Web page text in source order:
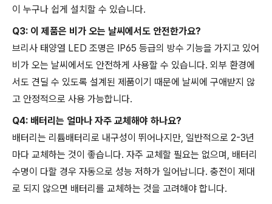
이 누구나 쉽게 설치할 수 있습니다.
Q3: 이 제품은 비가 오는 날씨에서도 안전한가요?
브리사 태양열 LED 조명은 IP65 등급의 방수 기능을 가지고 있어
비가 오는 날씨에서도 안전하게 사용할 수 있습니다. 외부 환경에
서도 견딜 수 있도록 설계된 제품이기 때문에 날씨에 구애받지 않
고 안정적으로 사용 가능합니다.
Q4: 배터리는 얼마나 자주 교체해야 하나요?
배터리는 리튬배터리로 내구성이 뛰어나지만, 일반적으로 2-3년
마다 교체하는 것이 좋습니다. 자주 교체할 필요는 없으며, 배터리
수명이 다할 경우 자동으로 성능 저하가 일어납니다. 충전이 제대
로 되지 않으면 배터리를 교체하는 것을 고려해야 합니다.